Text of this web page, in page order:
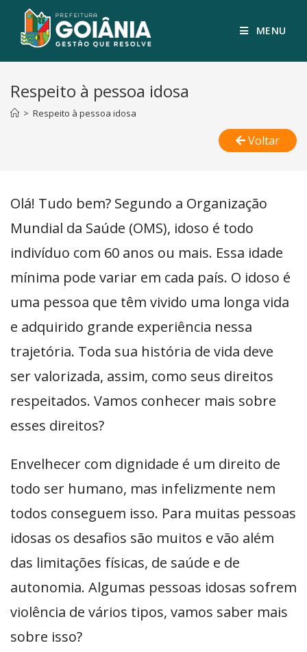
MENU
Respeito à pessoa idosa
> Respeito à pessoa idosa
Voltar
Olá! Tudo bem? Segundo a Organização
Mundial da Saúde (OMS), idoso é todo
indivíduo com 60 anos ou mais. Essa idade
mínima pode variar em cada país. O idoso é
uma pessoa que têm vivido uma longa vida
e adquirido grande experiência nessa
trajetória. Toda sua história de vida deve
ser valorizada, assim, como seus direitos
respeitados. Vamos conhecer mais sobre
esses direitos?
Envelhecer com dignidade é um direito de
todo ser humano, mas infelizmente nem
todos conseguem isso. Para muitas pessoas
idosas os desafios são muitos e vão além
das limitações físicas, de saúde e de
autonomia. Algumas pessoas idosas sofrem
violência de vários tipos, vamos saber mais
sobre isso?